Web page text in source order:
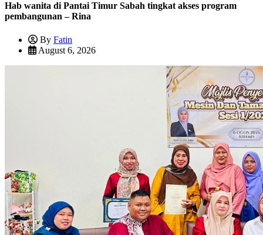
Hab wanita di Pantai Timur Sabah tingkat akses program
pembangunan – Rina
By Fatin
August 6, 2026